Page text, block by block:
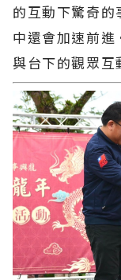
的互動下驚奇
中還會加速前
與台下的觀眾互